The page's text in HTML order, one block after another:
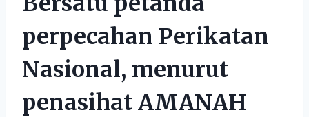
perpecahan Perikatan
Nasional, menurut
penasihat AMANAH